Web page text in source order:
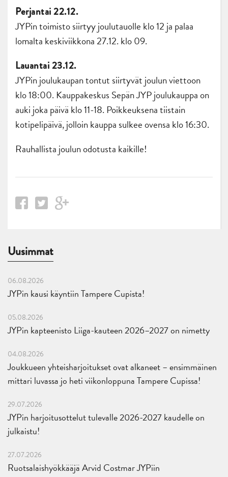
Perjantai 22.12.
JYPin toimisto siirtyy joulutauolle klo 12 ja palaa
lomalta keskiviikkona 27.12. klo 09.
Lauantai 23.12.
JYPin joulukaupan tontut siirtyvät joulun viettoon
klo 18:00. Kauppakeskus Sepän JYP joulukauppa on
auki joka päivä klo 11-18. Poikkeuksena tiistain
kotipelipäivä, jolloin kauppa sulkee ovensa klo 16:30.
Rauhallista joulun odotusta kaikille!
Uusimmat
06.08.2026
JYPin kausi käyntiin Tampere Cupista!
05.08.2026
JYPin kapteenisto Liiga-kauteen 2026–2027 on nimetty
04.08.2026
Joukkueen yhteisharjoitukset ovat alkaneet – ensimmäinen
mittari luvassa jo heti viikonloppuna Tampere Cupissa!
29.07.2026
JYPin harjoitusottelut tulevalle 2026-2027 kaudelle on
julkaistu!
27.07.2026
Ruotsalaishyökkääjä Arvid Costmar JYPiin